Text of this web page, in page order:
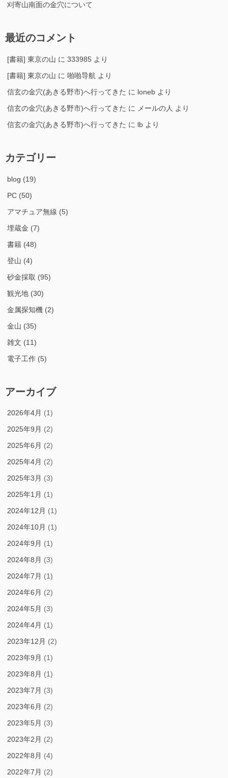
刈寄山南面の金穴について
最近のコメント
[書籍] 東京の山 に 333985 より
[書籍] 東京の山 に 啪啪导航 より
信玄の金穴(あきる野市)へ行ってきた に loneb より
信玄の金穴(あきる野市)へ行ってきた に メールの人 より
信玄の金穴(あきる野市)へ行ってきた に lb より
カテゴリー
blog (19)
PC (50)
アマチュア無線 (5)
埋蔵金 (7)
書籍 (48)
登山 (4)
砂金採取 (95)
観光地 (30)
金属探知機 (2)
金山 (35)
雑文 (11)
電子工作 (5)
アーカイブ
2026年4月 (1)
2025年9月 (2)
2025年6月 (2)
2025年4月 (2)
2025年3月 (3)
2025年1月 (1)
2024年12月 (1)
2024年10月 (1)
2024年9月 (1)
2024年8月 (3)
2024年7月 (1)
2024年6月 (2)
2024年5月 (3)
2024年4月 (1)
2023年12月 (2)
2023年9月 (1)
2023年8月 (1)
2023年7月 (3)
2023年6月 (2)
2023年5月 (3)
2023年2月 (2)
2022年8月 (4)
2022年7月 (2)